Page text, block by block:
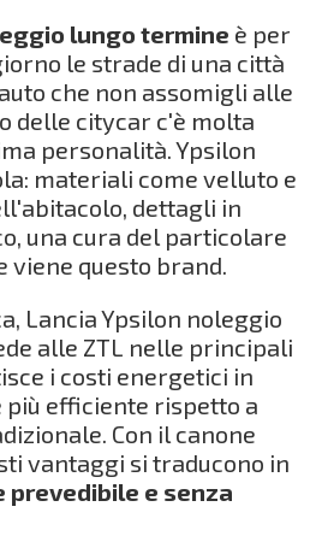
lungo termine è per
le strade di una città
che non assomigli alle
delle citycar c'è molta
personalità. Ypsilon
materiali come velluto e
dettagli in
una cura del particolare
viene questo brand.
Lancia Ypsilon noleggio
alle ZTL nelle principali
i costi energetici in
più efficiente rispetto a
Con il canone
vantaggi si traducono in
prevedibile e senza